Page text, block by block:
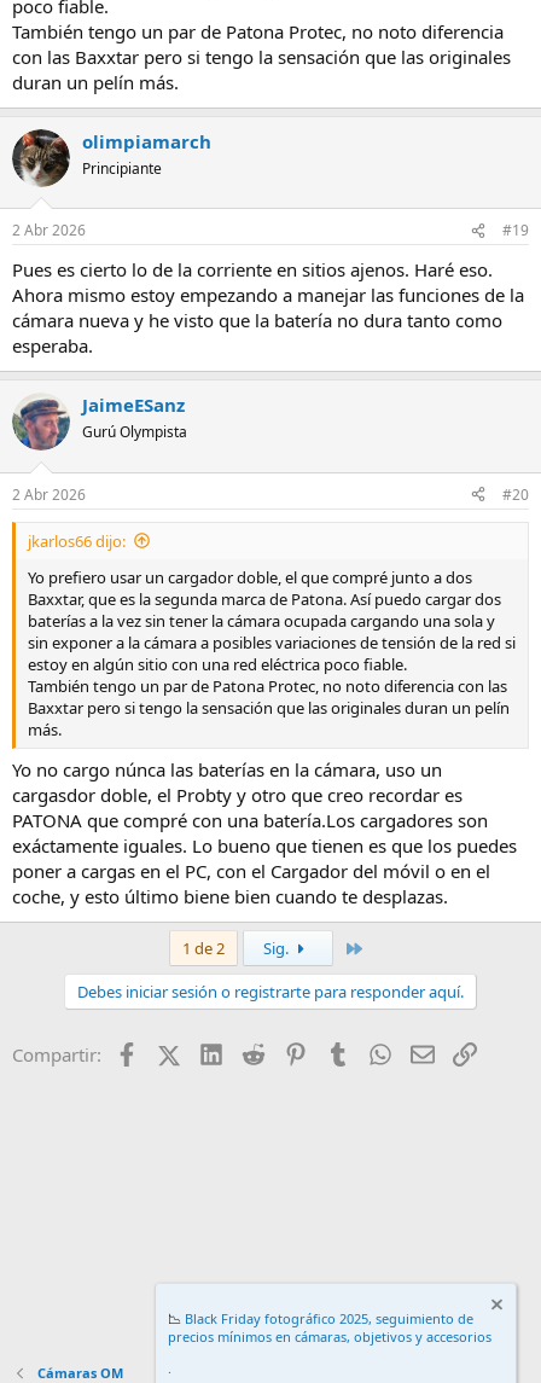
poco fiable.
También tengo un par de Patona Protec, no noto diferencia
con las Baxxtar pero si tengo la sensación que las originales
duran un pelín más.
olimpiamarch
Principiante
2 Abr 2026 #19
Pues es cierto lo de la corriente en sitios ajenos. Haré eso.
Ahora mismo estoy empezando a manejar las funciones de la
cámara nueva y he visto que la batería no dura tanto como
esperaba.
JaimeESanz
Gurú Olympista
2 Abr 2026 #20
jkarlos66 dijo:
Yo prefiero usar un cargador doble, el que compré junto a dos
Baxxtar, que es la segunda marca de Patona. Así puedo cargar dos
baterías a la vez sin tener la cámara ocupada cargando una sola y
sin exponer a la cámara a posibles variaciones de tensión de la red si
estoy en algún sitio con una red eléctrica poco fiable.
También tengo un par de Patona Protec, no noto diferencia con las
Baxxtar pero si tengo la sensación que las originales duran un pelín
más.
Yo no cargo núnca las baterías en la cámara, uso un
cargasdor doble, el Probty y otro que creo recordar es
PATONA que compré con una batería.Los cargadores son
exáctamente iguales. Lo bueno que tienen es que los puedes
poner a cargas en el PC, con el Cargador del móvil o en el
coche, y esto último biene bien cuando te desplazas.
1 de 2 Sig.
Debes iniciar sesión o registrarte para responder aquí.
Compartir: FacebookX (Twitter)
LinkedIn
Reddit PinterestTumblr WhatsApp
EmailEnlace
Cámaras OM
📉 Black Friday fotográfico 2025, seguimiento de
precios mínimos en cámaras, objetivos y accesorios
.